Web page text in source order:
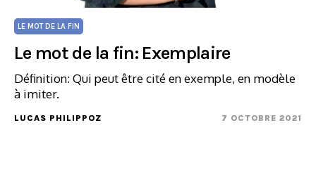
LE MOT DE LA FIN
Le mot de la fin: Exemplaire
Définition: Qui peut être cité en exemple, en modèle
à imiter.
LUCAS PHILIPPOZ 7 OCTOBRE 2021